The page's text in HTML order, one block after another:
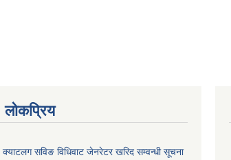
लोकप्रिय
क्याटलग सविङ विधिवाट जेनरेटर खरिद सम्वन्धी सूचना